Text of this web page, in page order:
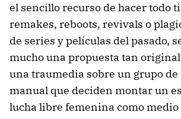
el sencillo recurso de hacer todo
remakes, reboots, revivals o
de series y películas del pasado,
mucho una propuesta tan original
una traumedia sobre un grupo de
manual que deciden montar un
lucha libre femenina como medio